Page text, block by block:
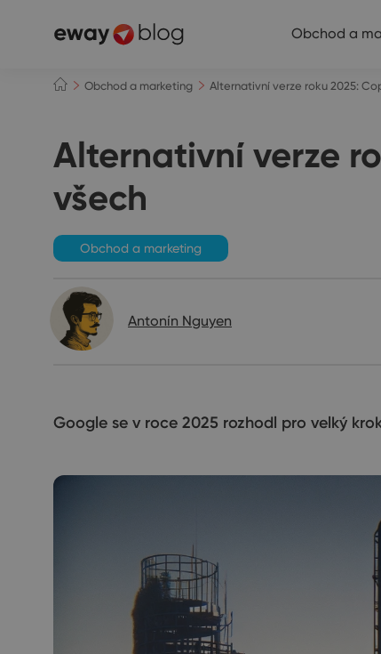
Obchod a
Obchod a marketing Alternativní verze roku 2025:
Alternativní verze
všech
Obchod a marketing
Antonín Nguyen
Google se v roce 2025 rozhodl pro velký